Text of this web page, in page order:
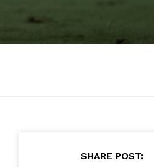
SHARE POST: